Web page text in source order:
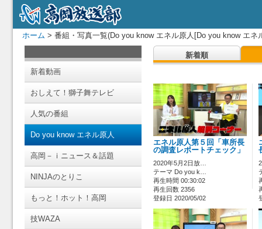
ホーム > 番組・写真一覧(Do you know エネル原人[Do you know エネ
新着動画
おしえて！獅子舞テレビ
人気の番組
Do you know エネル原人
高岡－ｉニュース＆話題
NINJAのとりこ
もっと！ホット！高岡
技WAZA
新着順
エネル原人第５回「車所長
の調査レポートチェック」
2020年5月2日放…
テーマ Do you k…
再生時間 00:30:02
再生回数 2356
登録日 2020/05/02